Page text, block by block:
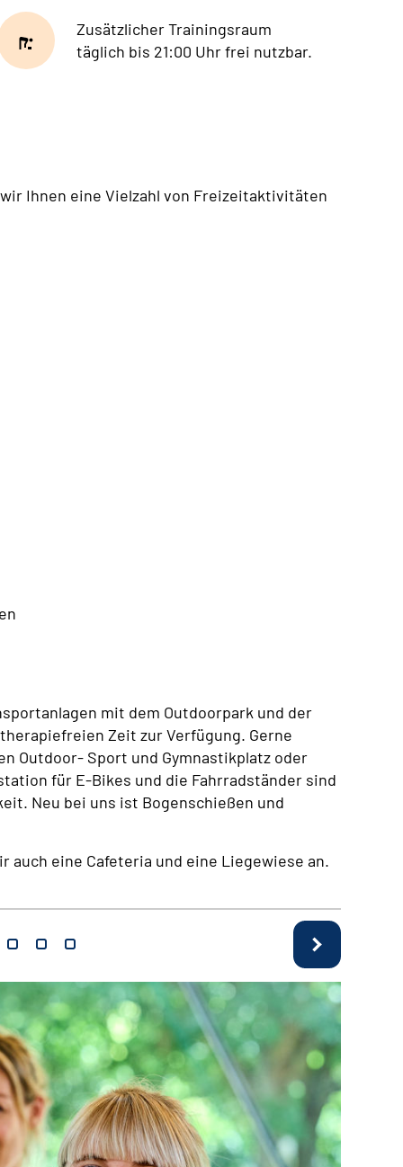
Zusätzlicher Trainingsraum
täglich bis 21:00 Uhr frei nutzbar.
Ihnen eine Vielzahl von Freizeitaktivitäten
mit dem Outdoorpark und der
Zeit zur Verfügung. Gerne
Outdoor- Sport und Gymnastikplatz oder
für E-Bikes und die Fahrradständer sind
Neu bei uns ist Bogenschießen und
eine Cafeteria und eine Liegewiese an.